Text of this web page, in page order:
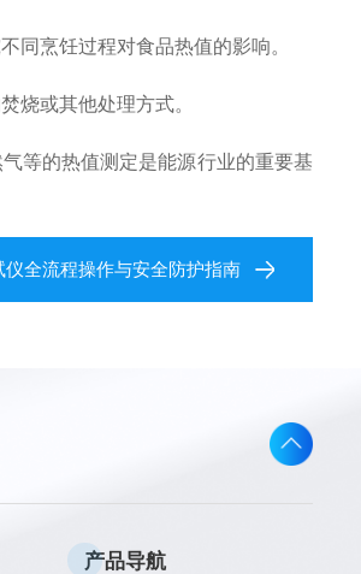
烹饪过程对食品热值的影响。
烧或其他处理方式。
等的热值测定是能源行业的重要基
全流程操作与安全防护指南
产品导航